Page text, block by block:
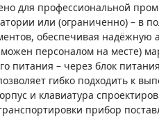
для профессиональной
или (ограниченно) – в
обеспечивая надёжную
персоналом на месте)
питания – через блок
гибко подходить к
и клавиатура
прибор